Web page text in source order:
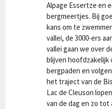
Alpage Essertze en
bergmeertjes. Bij
kans om te
vallei, de 3000-ers
vallei gaan we over
blijven hoofdzakelijk
bergpaden en
het traject van de
Lac de Cleuson
van de dag en zo tot